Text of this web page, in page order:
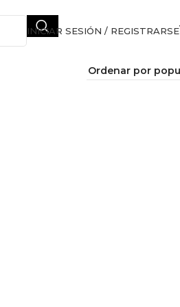
INICIAR SESIÓN / REGISTRARSE